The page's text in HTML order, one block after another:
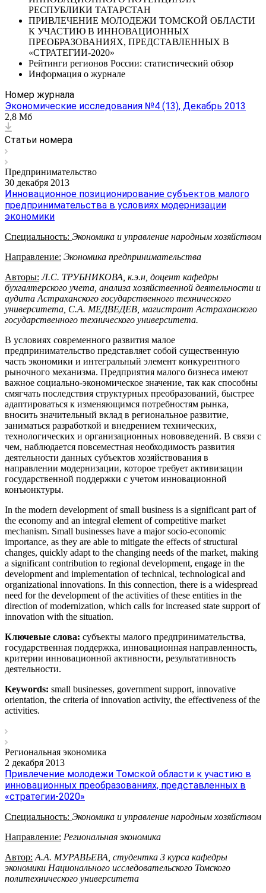
РЕСПУБЛИКИ ТАТАРСТАН
ПРИВЛЕЧЕНИЕ МОЛОДЕЖИ ТОМСКОЙ ОБЛАСТИ
К УЧАСТИЮ В ИННОВАЦИОННЫХ
ПРЕОБРАЗОВАНИЯХ, ПРЕДСТАВЛЕННЫХ В
«СТРАТЕГИИ-2020»
Рейтинги регионов России: статистический обзор
Информация о журнале
Номер журнала
Экономические исследования №4 (13), Декабрь 2013
2,8 Мб
Статьи номера
Предпринимательство
30 декабря 2013
Инновационное позиционирование субъектов малого
предпринимательства в условиях модернизации
экономики
Специальность: Экономика и управление народным хозяйством
Направление: Экономика предпринимательства
Авторы: Л.С. ТРУБНИКОВА, к.э.н, доцент кафедры
бухгалтерского учета, анализа хозяйственной деятельности и
аудита Астраханского государственного технического
университета, С.А. МЕДВЕДЕВ, магистрант Астраханского
государственного технического университета.
В условиях современного развития малое
предпринимательство представляет собой существенную
часть экономики и интегральный элемент конкурентного
рыночного механизма. Предприятия малого бизнеса имеют
важное социально-экономическое значение, так как способны
смягчать последствия структурных преобразований, быстрее
адаптироваться к изменяющимся потребностям рынка,
вносить значительный вклад в региональное развитие,
заниматься разработкой и внедрением технических,
технологических и организационных нововведений. В связи с
чем, наблюдается повсеместная необходимость развития
деятельности данных субъектов хозяйствования в
направлении модернизации, которое требует активизации
государственной поддержки с учетом инновационной
конъюнктуры.
In the modern development of small business is a significant part of
the economy and an integral element of competitive market
mechanism. Small businesses have a major socio-economic
importance, as they are able to mitigate the effects of structural
changes, quickly adapt to the changing needs of the market, making
a significant contribution to regional development, engage in the
development and implementation of technical, technological and
organizational innovations. In this connection, there is a widespread
need for the development of the activities of these entities in the
direction of modernization, which calls for increased state support of
innovation with the situation.
Ключевые слова: субъекты малого предпринимательства,
государственная поддержка, инновационная направленность,
критерии инновационной активности, результативность
деятельности.
Keywords: small businesses, government support, innovative
orientation, the criteria of innovation activity, the effectiveness of the
activities.
Региональная экономика
2 декабря 2013
Привлечение молодежи Томской области к участию в
инновационных преобразованиях, представленных в
«стратегии-2020»
Специальность: Экономика и управление народным хозяйством
Направление: Региональная экономика
Автор: А.А. МУРАВЬЕВА, студентка 3 курса кафедры
экономики Национального исследовательского Томского
политехнического университета